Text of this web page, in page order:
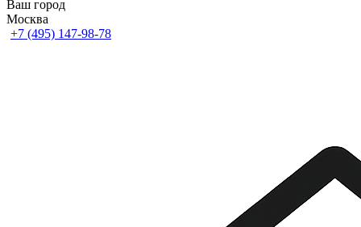
Ваш город
Москва
+7 (495) 147-98-78